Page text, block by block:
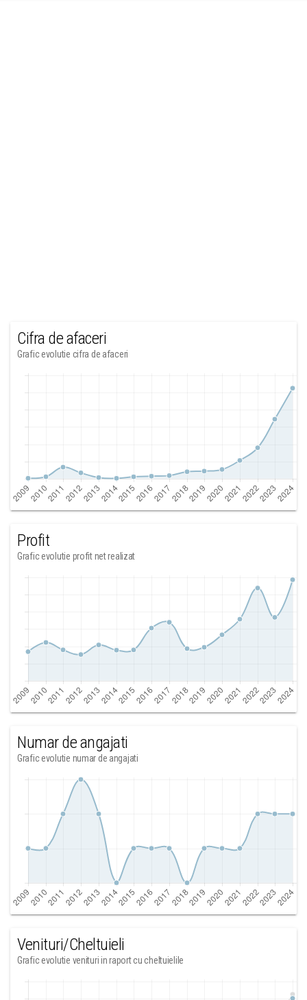
Cifra de afaceri
Grafic evolutie cifra de afaceri
Profit
Grafic evolutie profit net realizat
Numar de angajati
Grafic evolutie numar de angajati
Venituri/Cheltuieli
Grafic evolutie venituri in raport cu cheltuielile